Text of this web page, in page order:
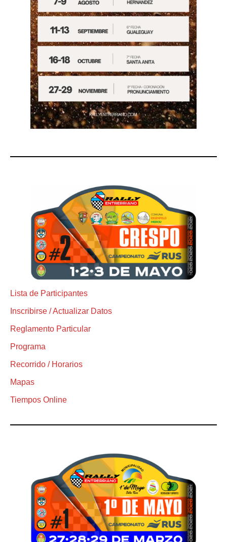
Lista de Participantes
Inscribirse / Actualizar Datos
Reglamento Particular
Programa
Recorrido / Horarios
Mapas
Tiempos Online